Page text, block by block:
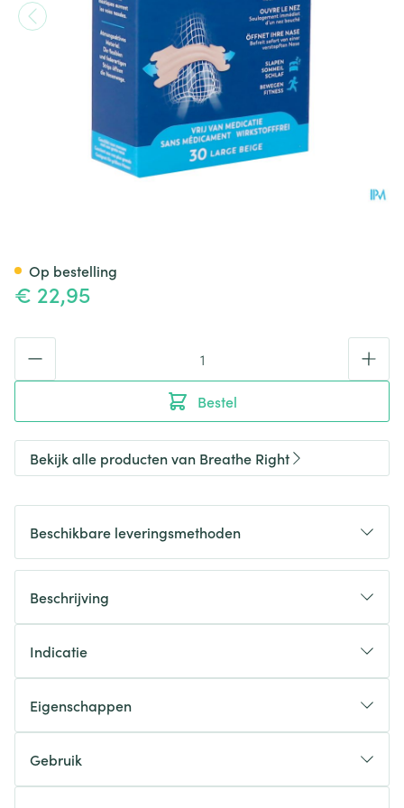
€ 22,95
Bestel
Op bestelling
Bekijk alle producten van Breathe Right
Beschikbare leveringsmethoden
Beschrijving
Indicatie
Eigenschappen
Gebruik